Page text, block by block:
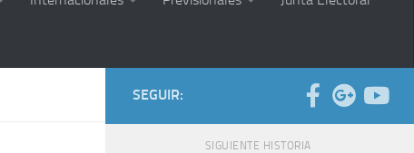
SEGUIR:
SIGUIENTE HISTORIA